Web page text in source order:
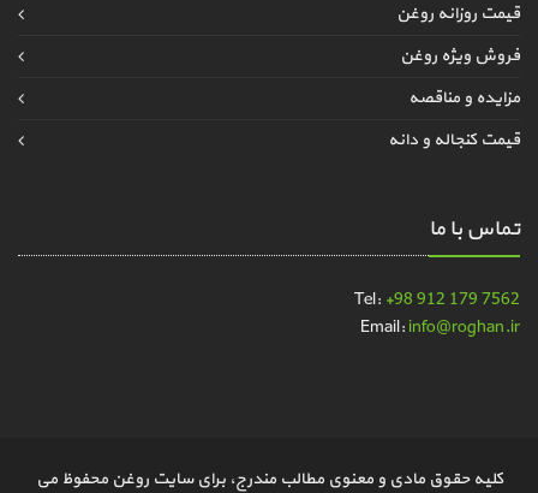
قیمت روزانه روغن
فروش ویژه روغن
مزایده و مناقصه
قیمت کنجاله و دانه
تماس با ما
Tel: +98 912 179 7562
Email:info@roghan.ir
کلیه حقوق مادی و معنوی مطالب مندرج، برای سایت روغن محفوظ می